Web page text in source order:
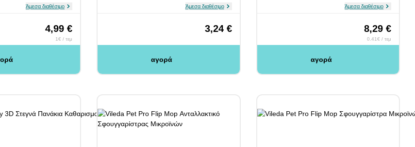
Άμεσα διαθέσιμο
4,99 €
1€ / τεμ
Άμεσα διαθέσιμο
3,24 €
αγορά
Άμεσα διαθέσιμο
8,29 €
0.41€ / τεμ
αγορά